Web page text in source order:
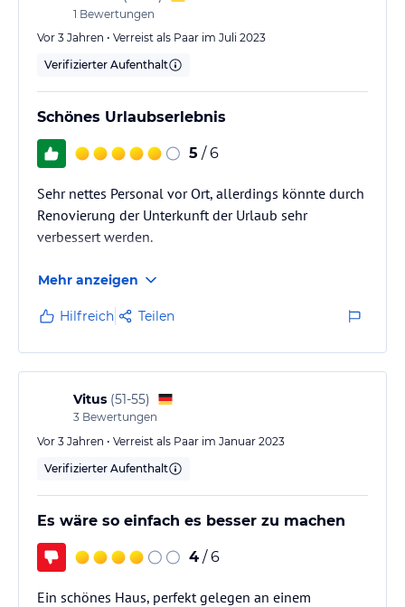
hierfür keinerlei klimatisierte Bereiche gibt, man
stundenlang in der schwülen Hitze ausharren muss,
das Hotelzimmer aber mittags geräumt sein muss.
1 Bewertungen
Vor 3 Jahren • Verreist als Paar im Juli 2023
Verifizierter Aufenthalt
Schönes Urlaubserlebnis
5 / 6
Sehr nettes Personal vor Ort, allerdings könnte durch
Renovierung der Unterkunft der Urlaub sehr
verbessert werden.
Mehr anzeigen
Hilfreich Teilen
Vitus (51-55)
3 Bewertungen
Vor 3 Jahren • Verreist als Paar im Januar 2023
Verifizierter Aufenthalt
Es wäre so einfach es besser zu machen
4 / 6
Ein schönes Haus, perfekt gelegen an einem